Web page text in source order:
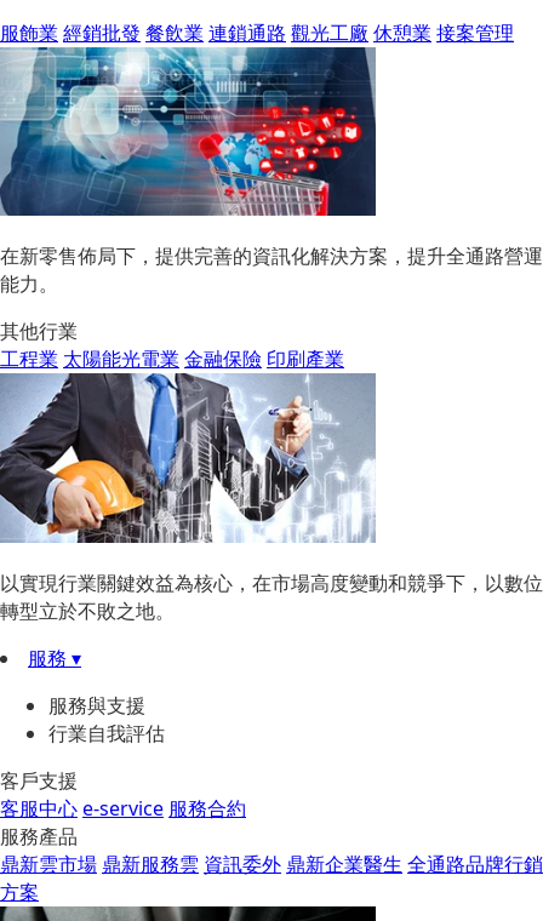
服飾業 經銷批發 餐飲業 連鎖通路 觀光工廠 休憩業 接案管理
在新零售佈局下，提供完善的資訊化解決方案，提升全通路營運
能力。
其他行業
工程業 太陽能光電業 金融保險 印刷產業
以實現行業關鍵效益為核心，在市場高度變動和競爭下，以數位
轉型立於不敗之地。
服務 ▾
服務與支援
行業自我評估
客戶支援
客服中心e-service 服務合約
服務產品
鼎新雲市場 鼎新服務雲 資訊委外 鼎新企業醫生 全通路品牌行銷
方案